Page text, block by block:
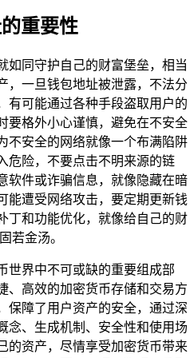
重要性
如同守护自己的财富堡垒，相当
，一旦钱包地址被泄露，不法分
有可能通过各种手段盗取用户的
要格外小心谨慎，避免在不安全
不安全的网络就像一个布满陷阱
危险，不要点击不明来源的链
软件或诈骗信息，就像隐藏在暗
能遭受网络攻击，要定期更新钱
丁和功能优化，就像给自己的财
若金汤。
世界中不可或缺的重要组成部
、高效的加密货币存储和交易方
保障了用户资产的安全，通过深
念、生成机制、安全性和使用场
的资产，尽情享受加密货币带来